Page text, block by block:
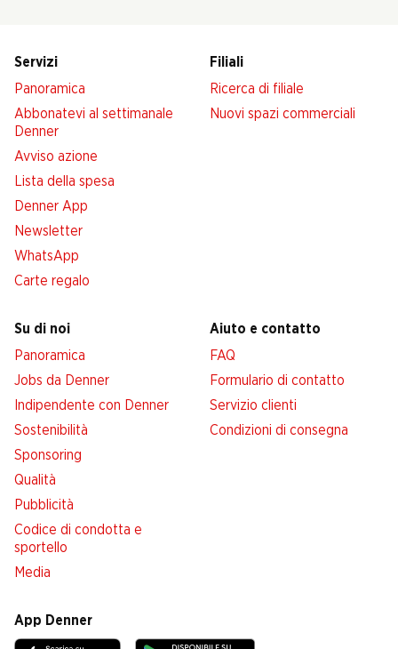
Servizi
Panoramica
Abbonatevi al settimanale
Denner
Avviso azione
Lista della spesa
Denner App
Newsletter
WhatsApp
Carte regalo
Filiali
Ricerca di filiale
Nuovi spazi commerciali
Su di noi
Panoramica
Jobs da Denner
Indipendente con Denner
Sostenibilità
Sponsoring
Qualità
Pubblicità
Codice di condotta e
sportello
Media
Aiuto e contatto
FAQ
Formulario di contatto
Servizio clienti
Condizioni di consegna
App Denner